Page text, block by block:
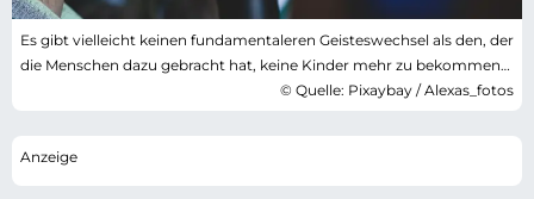
Es gibt vielleicht keinen fundamentaleren Geisteswechsel als den, der
die Menschen dazu gebracht hat, keine Kinder mehr zu bekommen…
© Quelle: Pixaybay / Alexas_fotos